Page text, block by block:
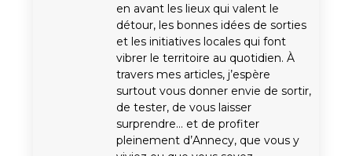
en avant les lieux qui valent le
détour, les bonnes idées de sorties
et les initiatives locales qui font
vibrer le territoire au quotidien. À
travers mes articles, j’espère
surtout vous donner envie de sortir,
de tester, de vous laisser
surprendre… et de profiter
pleinement d’Annecy, que vous y